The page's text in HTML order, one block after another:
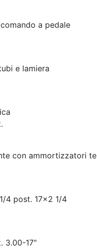
a pedale
e lamiera
con ammortizzatori
4 post. 17x2 1/4
3.00-17"